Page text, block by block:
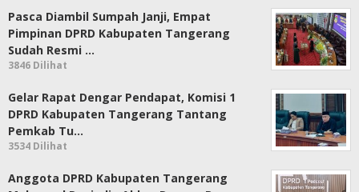
Pasca Diambil Sumpah Janji, Empat
Pimpinan DPRD Kabupaten Tangerang
Sudah Resmi …
3846 Dilihat
Gelar Rapat Dengar Pendapat, Komisi 1
DPRD Kabupaten Tangerang Tantang
Pemkab Tu…
3534 Dilihat
Anggota DPRD Kabupaten Tangerang